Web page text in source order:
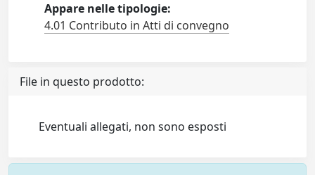
Appare nelle tipologie:
4.01 Contributo in Atti di convegno
File in questo prodotto:
Eventuali allegati, non sono esposti